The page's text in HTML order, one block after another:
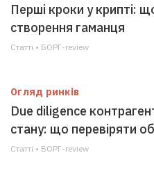
Перші кроки у крипті:
створення гаманця
Статті • БОРГ-review
Огляд ринків
Due diligence
стану: що перевіряти
Статті • БОРГ-review